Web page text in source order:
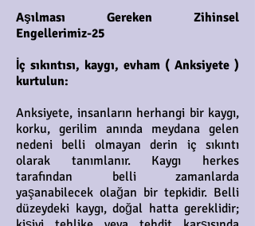
Aşılması Gereken Zihinsel
Engellerimiz-25
İç sıkıntısı, kaygı, evham ( Anksiyete )
kurtulun:
Anksiyete, insanların herhangi bir kaygı,
korku, gerilim anında meydana gelen
nedeni belli olmayan derin iç sıkıntı
olarak tanımlanır. Kaygı herkes
tarafından belli zamanlarda
yaşanabilecek olağan bir tepkidir. Belli
düzeydeki kaygı, doğal hatta gereklidir;